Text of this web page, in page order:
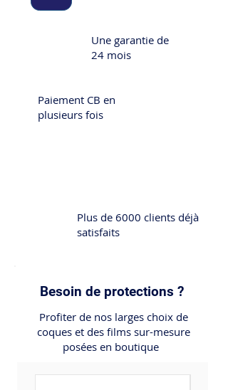
Paiement CB en
plusieurs fois
Une garantie de
24 mois
Plus de 6000 clients déjà
satisfaits
Besoin de protections ?
Profiter de nos larges choix de
coques et des films sur-mesure
posées en boutique